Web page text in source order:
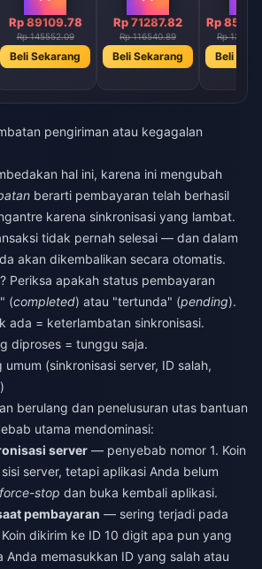
Rp 89109.78
Rp 145552.09
Beli Sekarang
Rp 71287.82
Rp 116540.89
Beli Sekarang
Rp
Rp
Beli
pengiriman atau kegagalan
hal ini, karena ini mengubah
berarti pembayaran telah berhasil
karena sinkronisasi yang lambat.
tidak pernah selesai — dan dalam
akan dikembalikan secara otomatis.
Periksa apakah status pembayaran
(completed) atau "tertunda" (pending).
ada = keterlambatan sinkronisasi.
diproses = tunggu saja.
(sinkronisasi server, ID salah,
berulang dan penelusuran utas bantuan
utama mendominasi:
server — penyebab nomor 1. Koin
server, tetapi aplikasi Anda belum
force-stop dan buka kembali aplikasi.
pembayaran — sering terjadi pada
dikirim ke ID 10 digit apa pun yang
Anda memasukkan ID yang salah atau